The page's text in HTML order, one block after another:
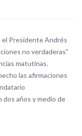
el Presidente Andrés
no verdaderas”
matutinas.
las afirmaciones
dos años y medio de